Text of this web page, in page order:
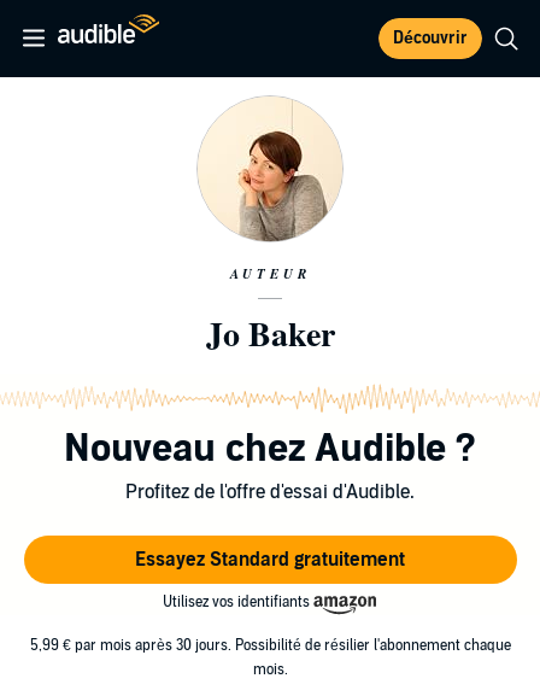
Découvrir
AUTEUR
Jo Baker
Nouveau chez Audible ?
Profitez de l'offre d'essai d'Audible.
Essayez Standard gratuitement
Utilisez vos identifiants
5,99 € par mois après 30 jours. Possibilité de résilier l'abonnement chaque
mois.